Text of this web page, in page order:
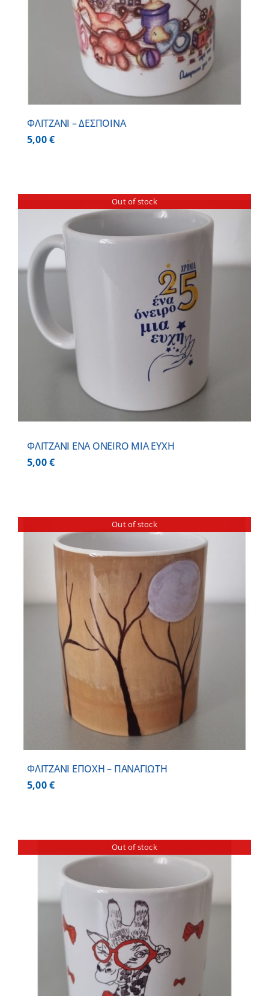
ΦΛΙΤΖΑΝΙ – ΔΕΣΠΟΙΝΑ
5,00€
Out of stock
ΦΛΙΤΖΑΝΙ ΕNA ONEIRO MIA EYXH
5,00€
Out of stock
ΦΛΙΤΖΑΝΙ ΕΠΟΧΗ – ΠΑΝΑΓΙΩΤΗ
5,00€
Out of stock